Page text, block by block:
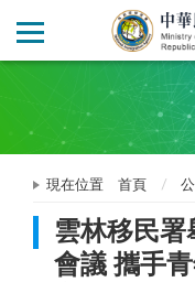
現在位置 首頁
雲林移民署
會議 攜手